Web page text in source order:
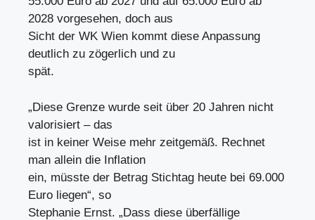
2028 vorgesehen, doch aus
Sicht der WK Wien kommt diese Anpassung
deutlich zu zögerlich und zu
spät.
„Diese Grenze wurde seit über 20 Jahren nicht
valorisiert – das
ist in keiner Weise mehr zeitgemäß. Rechnet
man allein die Inflation
ein, müsste der Betrag Stichtag heute bei 69.000
Euro liegen“, so
Stephanie Ernst. „Dass diese überfällige